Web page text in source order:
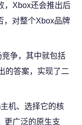
，Xbox还会推出后
，对整个Xbox品牌
争，其中就包括
的答案，实现了二
机、选择它的核
更广泛的原生支